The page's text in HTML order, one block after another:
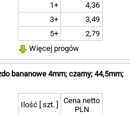
1+
4,36
3+
3,49
5+
2,79
Więcej progów
bananowe 4mm; czarny; 44,5mm;
Ilość [ szt. ]
Cena netto
PLN